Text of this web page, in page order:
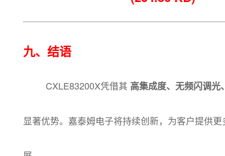
九、结语
CXLE83200X凭借其 高集成度、无频闪调
显著优势。嘉泰姆电子将持续创新，为客户提供